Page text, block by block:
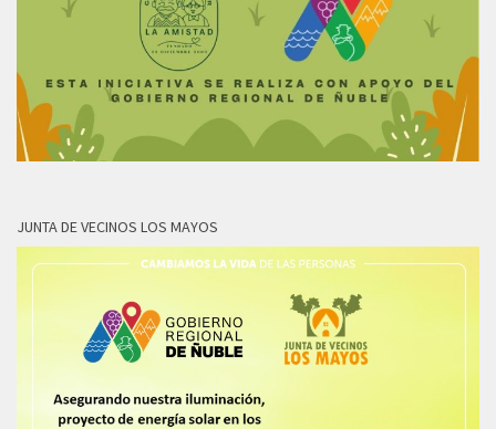
JUNTA DE VECINOS LOS MAYOS